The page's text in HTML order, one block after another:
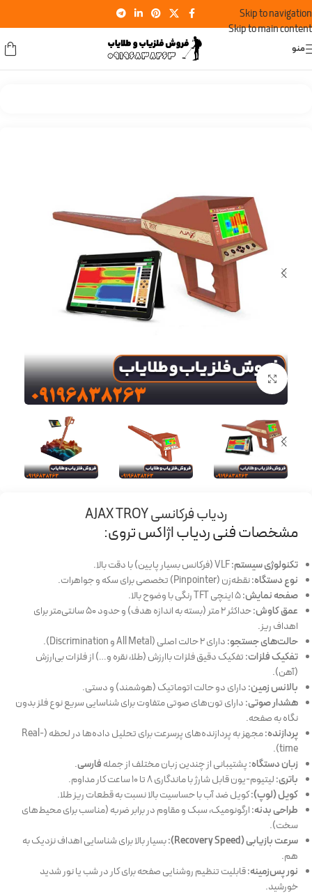
Skip to navigation
Skip to main content
منو
برای بزرگنمایی کلیک کنید
ردیاب فرکانسی AJAX TROY
مشخصات فنی ردیاب اژاکس تروی:
تکنولوژی سیستم:
نوع دستگاه:نقطه‌زن (Pinpointer) تخصصی برای سکه و جواهرات.
صفحه نمایش:
عمق کاوش:
حداکثر ۲ متر (بسته به اندازه هدف) و حدود ۵۰ سانتی‌متر برای
اهداف ریز.
حالت‌های جستجو:دارای ۲ حالت اصلی (All Metal و Discrimination).
تفکیک فلزات:تفکیک دقیق فلزات باارزش (طلا، نقره و…) از فلزات بی‌ارزش
(آهن).
بالانس زمین:دارای دو حالت اتوماتیک (هوشمند) و دستی.
هشدار صوتی:دارای تون‌های صوتی متفاوت برای شناسایی سریع نوع فلز بدون
نگاه به صفحه.
پردازنده:
مجهز به پردازنده‌های پرسرعت برای تحلیل داده‌ها در لحظه (Real-
time).
زبان دستگاه:پشتیبانی از چندین زبان مختلف از جملهفارسی.
باتری:لیتیوم-یون قابل شارژ با ماندگاری ۸ تا ۱۰ ساعت کار مداوم.
کویل (لوپ):کویل ضد آب با حساسیت بالا نسبت به قطعات ریز طلا.
طراحی بدنه:ارگونومیک، سبک و مقاوم در برابر ضربه (مناسب برای محیط‌های
سخت).
سرعت بازيابی (Recovery Speed):
بسیار بالا برای شناسایی اهداف نزدیک به
هم.
نور پس‌زمینه:قابلیت تنظیم روشنایی صفحه برای کار در شب یا نور شدید
خورشید.